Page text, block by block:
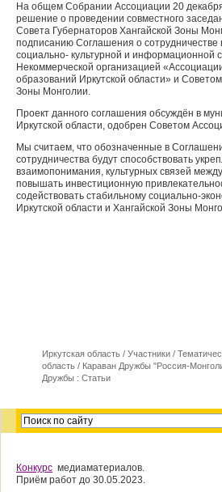
На общем Собрании Ассоциации 20
решение о проведении совместного
Совета Губернаторов Хангайской Зоны
подписанию Соглашения о сотрудничестве
социально- культурной и информационной
Некоммерческой организацией
образований Иркутской области» и
Зоны Монголии.
Проект данного соглашения обсуждён в
Иркутской области, одобрен Советом
Мы считаем, что обозначенные в
сотрудничества будут способствовать
взаимопонимания, культурных связей
повышать инвестиционную
содействовать стабильному социально-
Иркутской области и Хангайской Зоны
Иркутская область / Участники /
область / Караван Дружбы "Россия-
Дружбы : Статьи
Конкурс медиаматериалов.
Приём работ до 30.05.2023.